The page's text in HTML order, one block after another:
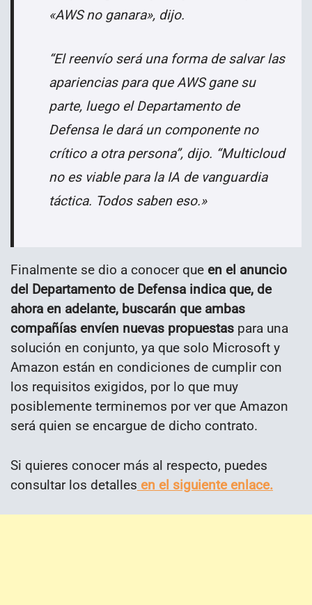
«AWS no ganara», dijo.
“El reenvío será una forma de salvar las
apariencias para que AWS gane su
parte, luego el Departamento de
Defensa le dará un componente no
crítico a otra persona”, dijo. “Multicloud
no es viable para la IA de vanguardia
táctica. Todos saben eso.»
Finalmente se dio a conocer que en el anuncio
del Departamento de Defensa indica que, de
ahora en adelante, buscarán que ambas
compañías envíen nuevas propuestas para una
solución en conjunto, ya que solo Microsoft y
Amazon están en condiciones de cumplir con
los requisitos exigidos, por lo que muy
posiblemente terminemos por ver que Amazon
será quien se encargue de dicho contrato.
Si quieres conocer más al respecto, puedes
consultar los detalles en el siguiente enlace.